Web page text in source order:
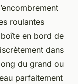
roulantes
en bord de
dans
du grand ou
parfaitement